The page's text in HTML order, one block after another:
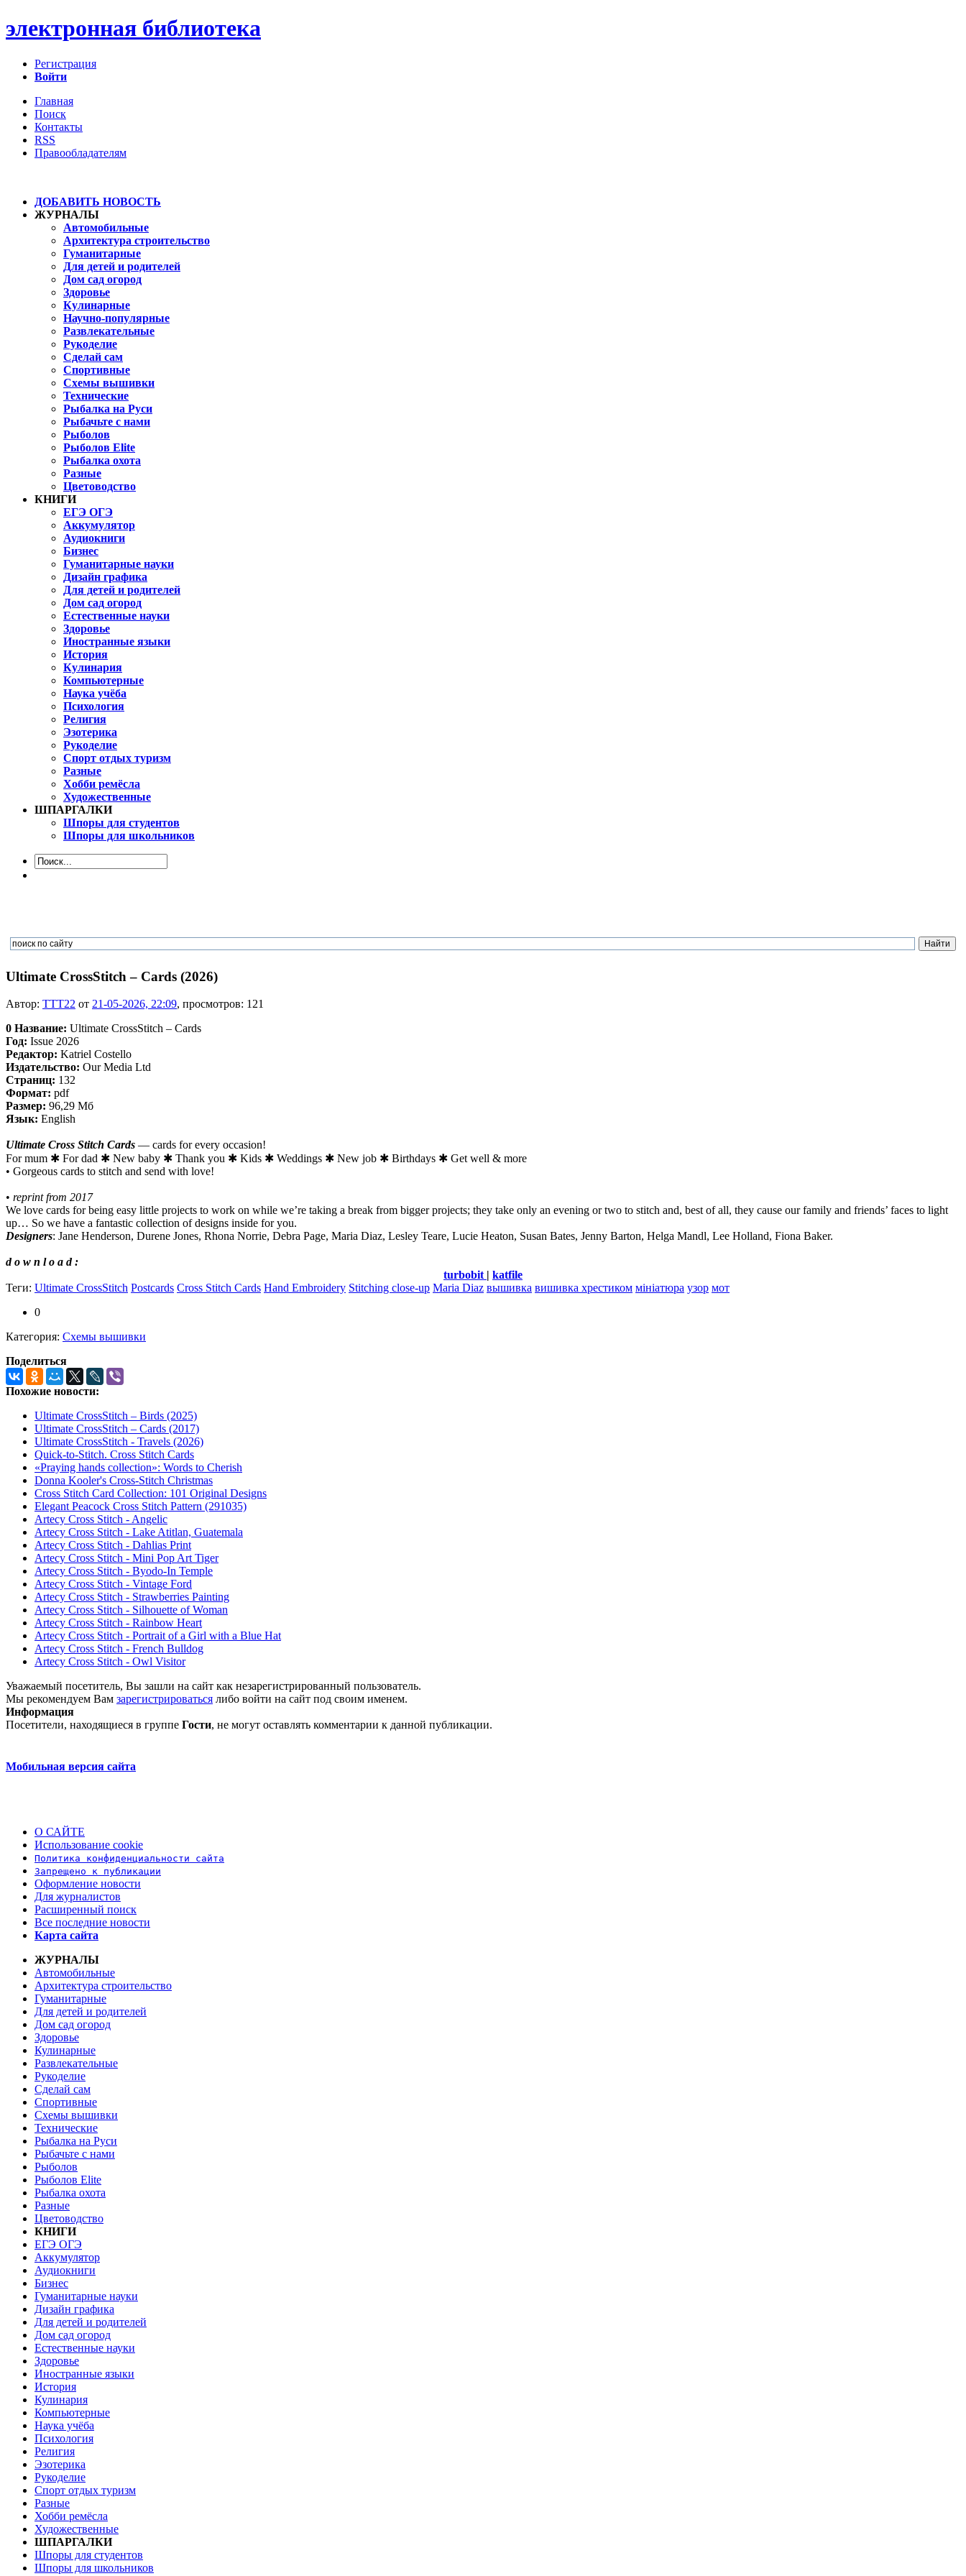
электронная библиотека
Регистрация
Войти
Главная
Поиск
Контакты
RSS
Правообладателям
ДОБАВИТЬ НОВОСТЬ
ЖУРНАЛЫ
Автомобильные
Архитектура строительство
Гуманитарные
Для детей и родителей
Дом сад огород
Здоровье
Кулинарные
Научно-популярные
Развлекательные
Рукоделие
Сделай сам
Спортивные
Схемы вышивки
Технические
Рыбалка на Руси
Рыбачьте с нами
Рыболов
Рыболов Elite
Рыбалка охота
Разные
Цветоводство
КНИГИ
ЕГЭ ОГЭ
Аккумулятор
Аудиокниги
Бизнес
Гуманитарные науки
Дизайн графика
Для детей и родителей
Дом сад огород
Естественные науки
Здоровье
Иностранные языки
История
Кулинария
Компьютерные
Наука учёба
Психология
Религия
Эзотерика
Рукоделие
Спорт отдых туризм
Разные
Хобби ремёсла
Художественные
ШПАРГАЛКИ
Шпоры для студентов
Шпоры для школьников
Ultimate CrossStitch – Cards (2026)
Автор: TTT22 от 21-05-2026, 22:09, просмотров: 121
0 Название: Ultimate CrossStitch – Cards
Год: Issue 2026
Редактор: Katriel Costello
Издательство: Our Media Ltd
Страниц: 132
Формат: pdf
Размер: 96,29 Мб
Язык: English
Ultimate Cross Stitch Cards — cards for every occasion!
For mum ✱ For dad ✱ New baby ✱ Thank you ✱ Kids ✱ Weddings ✱ New job ✱ Birthdays ✱ Get well & more
• Gorgeous cards to stitch and send with love!
• reprint from 2017
We love cards for being easy little projects to work on while we’re taking a break from bigger projects; they take only an evening or two to stitch and, best of all, they cause our family and friends’ faces to light
up… So we have a fantastic collection of designs inside for you.
Designers: Jane Henderson, Durene Jones, Rhona Norrie, Debra Page, Maria Diaz, Lesley Teare, Lucie Heaton, Susan Bates, Jenny Barton, Helga Mandl, Lee Holland, Fiona Baker.
d o w n l o a d :
turbobit | katfile
Теги: Ultimate CrossStitch Postcards Cross Stitch Cards Hand Embroidery Stitching close-up Maria Diaz вышивка вишивка хрестиком мініатюра узор мот
0
Категория: Схемы вышивки
Поделиться
Похожие новости:
Ultimate CrossStitch – Birds (2025)
Ultimate CrossStitch – Cards (2017)
Ultimate CrossStitch - Travels (2026)
Quick-to-Stitch. Cross Stitch Cards
«Praying hands collection»: Words to Cherish
Donna Kooler's Cross-Stitch Christmas
Cross Stitch Card Collection: 101 Original Designs
Elegant Peacock Cross Stitch Pattern (291035)
Artecy Cross Stitch - Angelic
Artecy Cross Stitch - Lake Atitlan, Guatemala
Artecy Cross Stitch - Dahlias Print
Artecy Cross Stitch - Mini Pop Art Tiger
Artecy Cross Stitch - Byodo-In Temple
Artecy Cross Stitch - Vintage Ford
Artecy Cross Stitch - Strawberries Painting
Artecy Cross Stitch - Silhouette of Woman
Artecy Cross Stitch - Rainbow Heart
Artecy Cross Stitch - Portrait of a Girl with a Blue Hat
Artecy Cross Stitch - French Bulldog
Artecy Cross Stitch - Owl Visitor
Уважаемый посетитель, Вы зашли на сайт как незарегистрированный пользователь.
Мы рекомендуем Вам зарегистрироваться либо войти на сайт под своим именем.
Информация
Посетители, находящиеся в группе Гости, не могут оставлять комментарии к данной публикации.
Мобильная версия сайта
О САЙТЕ
Использование cookie
Политика конфиденциальности сайта
Запрещено к публикации
Оформление новости
Для журналистов
Расширенный поиск
Все последние новости
Карта сайта
ЖУРНАЛЫ
Автомобильные
Архитектура строительство
Гуманитарные
Для детей и родителей
Дом сад огород
Здоровье
Кулинарные
Развлекательные
Рукоделие
Сделай сам
Спортивные
Схемы вышивки
Технические
Рыбалка на Руси
Рыбачьте с нами
Рыболов
Рыболов Elite
Рыбалка охота
Разные
Цветоводство
КНИГИ
ЕГЭ ОГЭ
Аккумулятор
Аудиокниги
Бизнес
Гуманитарные науки
Дизайн графика
Для детей и родителей
Дом сад огород
Естественные науки
Здоровье
Иностранные языки
История
Кулинария
Компьютерные
Наука учёба
Психология
Религия
Эзотерика
Рукоделие
Спорт отдых туризм
Разные
Хобби ремёсла
Художественные
ШПАРГАЛКИ
Шпоры для студентов
Шпоры для школьников